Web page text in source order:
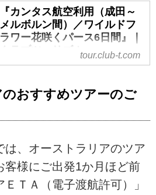
＜女性おひとり参加限定の旅＞
『フィリップ島のペンギンパレー
ドも！ オーストラリア・メルボル
ン5日間』の紹介をしています。ツ
アー・旅行のお申込ならクラブツ
『カンタス航空利用（成田～
メルボルン間）／ワイルドフ
ラワー花咲くパース6日間』｜
クラブツーリズム
カンタス航空利用（成田～メル
くパース6日間』の紹介をしてい
ラブツーリズム。
tour.club-t.com
おすすめツアーのご
は、オーストラリアのツア
客様にご出発1か月ほど前
ＴＡ（電子渡航許可）」